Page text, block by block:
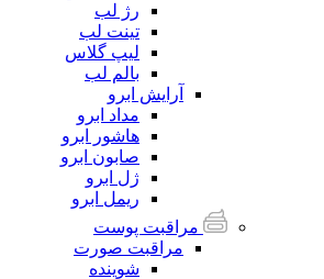
رژ لب
تینت لب
لیپ گلاس
بالم لب
آرایش ابرو
مداد ابرو
هاشور ابرو
صابون ابرو
ژل ابرو
ریمل ابرو
مراقبت پوست
مراقبت صورت
شوینده